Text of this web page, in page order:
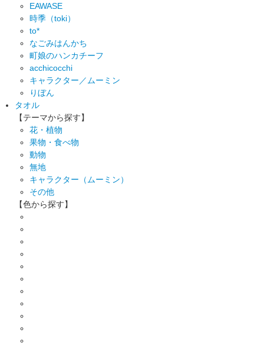
EAWASE
時季（toki）
to*
なごみはんかち
町娘のハンカチーフ
acchicocchi
キャラクター／ムーミン
りぼん
タオル
【テーマから探す】
花・植物
果物・食べ物
動物
無地
キャラクター（ムーミン）
その他
【色から探す】